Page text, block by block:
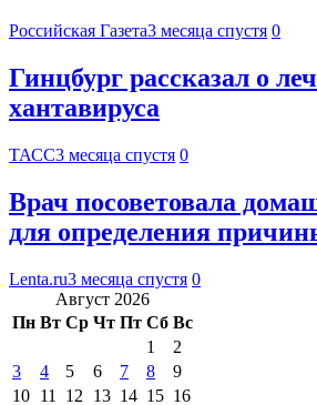
Российская Газета3 месяца спустя 0
Гинцбург рассказал о
хантавируса
ТАСС3 месяца спустя 0
Врач посоветовала
для определения
Lenta.ru3 месяца спустя 0
Август 2026
Пн Вт Ср Чт Пт Сб Вс
1
2
3
4 5 6 7 8
9
10 11 12 13 14 15 16